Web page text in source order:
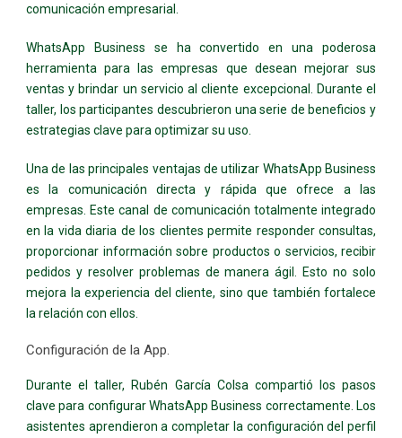
comunicación empresarial.
WhatsApp Business se ha convertido en una poderosa
herramienta para las empresas que desean mejorar sus
ventas y brindar un servicio al cliente excepcional. Durante el
taller, los participantes descubrieron una serie de beneficios y
estrategias clave para optimizar su uso.
Una de las principales ventajas de utilizar WhatsApp Business
es la comunicación directa y rápida que ofrece a las
empresas. Este canal de comunicación totalmente integrado
en la vida diaria de los clientes permite responder consultas,
proporcionar información sobre productos o servicios, recibir
pedidos y resolver problemas de manera ágil. Esto no solo
mejora la experiencia del cliente, sino que también fortalece
la relación con ellos.
Configuración de la App.
Durante el taller, Rubén García Colsa compartió los pasos
clave para configurar WhatsApp Business correctamente. Los
asistentes aprendieron a completar la configuración del perfil